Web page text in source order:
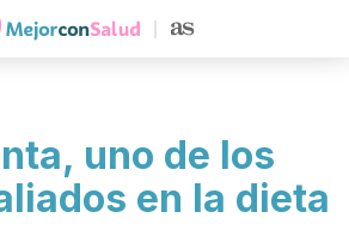
uno de los
en la dieta